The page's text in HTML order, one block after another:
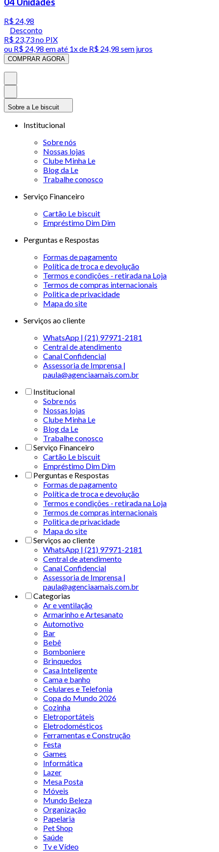
R$ 24,98
Desconto
R$ 23,73no PIX
ou R$ 24,98 em até 1x de R$ 24,98 sem juros
COMPRAR AGORA
Sobre a Le biscuit
Institucional
Sobre nós
Nossas lojas
Clube Minha Le
Blog da Le
Trabalhe conosco
Serviço Financeiro
Cartão Le biscuit
Empréstimo Dim Dim
Perguntas e Respostas
Formas de pagamento
Política de troca e devolução
Termos e condições - retirada na Loja
Termos de compras internacionais
Politica de privacidade
Mapa do site
Serviços ao cliente
WhatsApp | (21) 97971-2181
Central de atendimento
Canal Confidencial
Assessoria de Imprensa |
paula@agenciaamais.com.br
Institucional
Sobre nós
Nossas lojas
Clube Minha Le
Blog da Le
Trabalhe conosco
Serviço Financeiro
Cartão Le biscuit
Empréstimo Dim Dim
Perguntas e Respostas
Formas de pagamento
Política de troca e devolução
Termos e condições - retirada na Loja
Termos de compras internacionais
Politica de privacidade
Mapa do site
Serviços ao cliente
WhatsApp | (21) 97971-2181
Central de atendimento
Canal Confidencial
Assessoria de Imprensa |
paula@agenciaamais.com.br
Categorias
Ar e ventilação
Armarinho e Artesanato
Automotivo
Bar
Bebê
Bomboniere
Brinquedos
Casa Inteligente
Cama e banho
Celulares e Telefonia
Copa do Mundo 2026
Cozinha
Eletroportáteis
Eletrodomésticos
Ferramentas e Construção
Festa
Games
Informática
Lazer
Mesa Posta
Móveis
Mundo Beleza
Organização
Papelaria
Pet Shop
Saúde
Tv e Vídeo